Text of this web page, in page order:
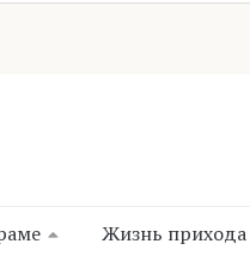
Жизнь прихода